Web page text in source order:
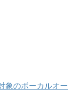
象のボーカルオー